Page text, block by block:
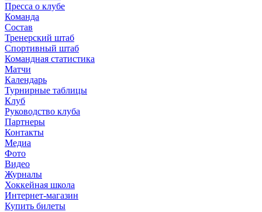
Пресса о клубе
Команда
Состав
Тренерский штаб
Спортивный штаб
Командная статистика
Матчи
Календарь
Турнирные таблицы
Клуб
Руководство клуба
Партнеры
Контакты
Медиа
Фото
Видео
Журналы
Хоккейная школа
Интернет-магазин
Купить билеты